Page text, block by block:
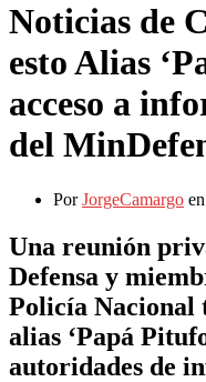
Noticias de
esto Alias
acceso a
del
PorJorgeCamargo en
Una reunión
Defensa y
Policía Nacional
alias ‘Papá
autoridades de